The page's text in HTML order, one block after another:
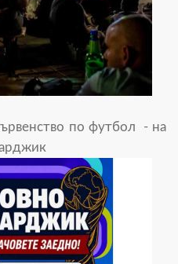
по футбол - на